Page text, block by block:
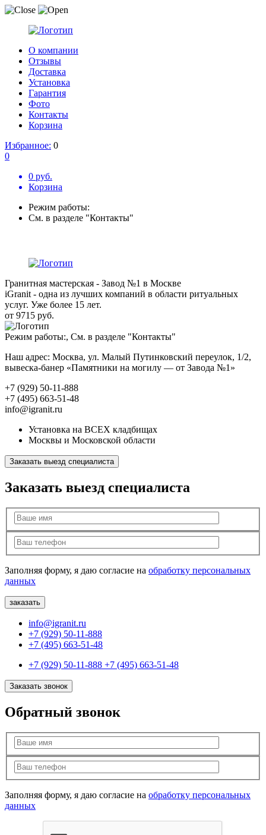
О компании
Отзывы
Доставка
Установка
Гарантия
Фото
Контакты
Корзина
Избранное: 0
0
0 руб.
Корзина
Режим работы:
См. в разделе "Контакты"
Гранитная мастерская - Завод №1 в Москве
iGranit - одна из лучших компаний в области ритуальных
услуг. Уже более 15 лет.
от 9715 руб.
Режим работы:, См. в разделе "Контакты"
Наш адрес: Москва, ул. Малый Путинковский переулок, 1/2,
вывеска-банер «Памятники на могилу — от Завода №1»
+7 (929) 50-11-888
+7 (495) 663-51-48
info@igranit.ru
Установка на ВСЕХ кладбищах
Москвы и Московской области
Заказать выезд специалиста
Заказать выезд специалиста
Заполняя форму, я даю согласие на обработку персональных
данных
info@igranit.ru
+7 (929) 50-11-888
+7 (495) 663-51-48
+7 (929) 50-11-888 +7 (495) 663-51-48
Заказать звонок
Обратный звонок
Заполняя форму, я даю согласие на обработку персональных
данных